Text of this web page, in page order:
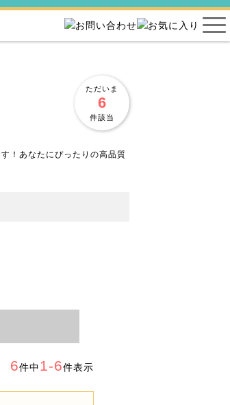
ただいま
6
件該当
！あなたにぴったりの高品質
6件中1-6件表示